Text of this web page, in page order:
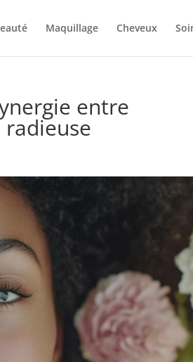
Maquillage Cheveux
entre